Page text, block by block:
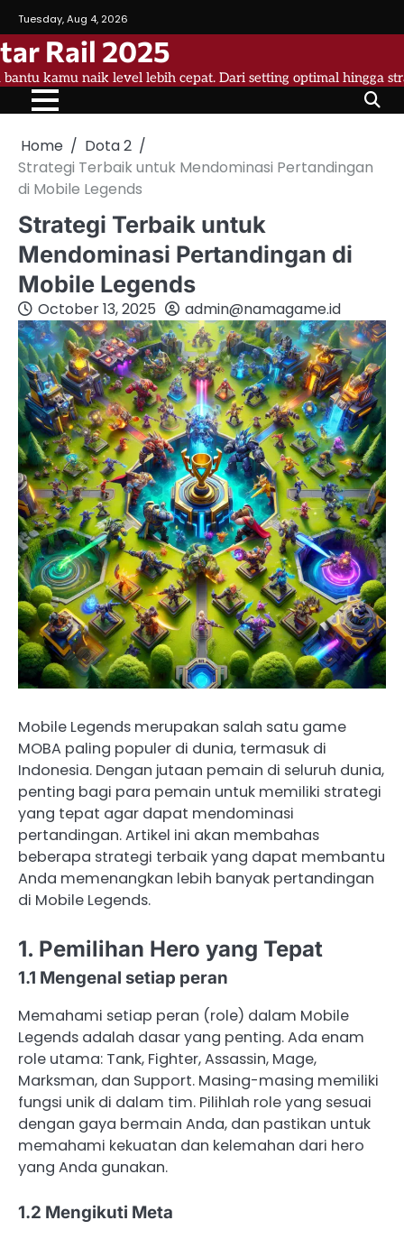
to
content
Tuesday, Aug 4, 2026
Rail 2025
kamu naik level lebih cepat. Dari setting optimal hingga
Home
Dota 2
Strategi Terbaik untuk Mendominasi Pertandingan
di Mobile Legends
Strategi Terbaik untuk
Mendominasi Pertandingan di
Mobile Legends
October 13, 2025 admin@namagame.id
Mobile Legends merupakan salah satu game
MOBA paling populer di dunia, termasuk di
Indonesia. Dengan jutaan pemain di seluruh dunia,
penting bagi para pemain untuk memiliki strategi
yang tepat agar dapat mendominasi
pertandingan. Artikel ini akan membahas
beberapa strategi terbaik yang dapat membantu
Anda memenangkan lebih banyak pertandingan
di Mobile Legends.
1. Pemilihan Hero yang Tepat
1.1 Mengenal setiap peran
Memahami setiap peran (role) dalam Mobile
Legends adalah dasar yang penting. Ada enam
role utama: Tank, Fighter, Assassin, Mage,
Marksman, dan Support. Masing-masing memiliki
fungsi unik di dalam tim. Pilihlah role yang sesuai
dengan gaya bermain Anda, dan pastikan untuk
memahami kekuatan dan kelemahan dari hero
yang Anda gunakan.
1.2 Mengikuti Meta